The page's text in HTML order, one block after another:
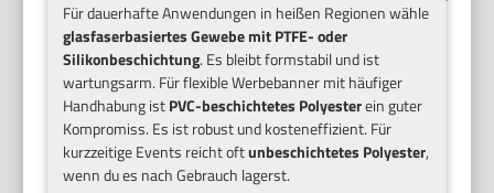
Für dauerhafte Anwendungen in heißen Regionen wähle
glasfaserbasiertes Gewebe mit PTFE- oder
Silikonbeschichtung. Es bleibt formstabil und ist
wartungsarm. Für flexible Werbebanner mit häufiger
Handhabung istPVC-beschichtetes Polyesterein guter
Kompromiss. Es ist robust und kosteneffizient. Für
kurzzeitige Events reicht oftunbeschichtetes Polyester,
wenn du es nach Gebrauch lagerst.